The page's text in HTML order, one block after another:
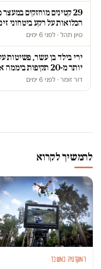
29 קטינים מוחזקים
הכלואות על רקע ביטחוני זינק ב-
סיון תהל · לפני 6 ימים
ירי בילד בן עשר, פשיטות
יותר מ-20 תקיפות ביממה אחת בגדה
דור זומר · לפני 6 ימים
להמשיך לקרוא
דמוקרטיה במשבר